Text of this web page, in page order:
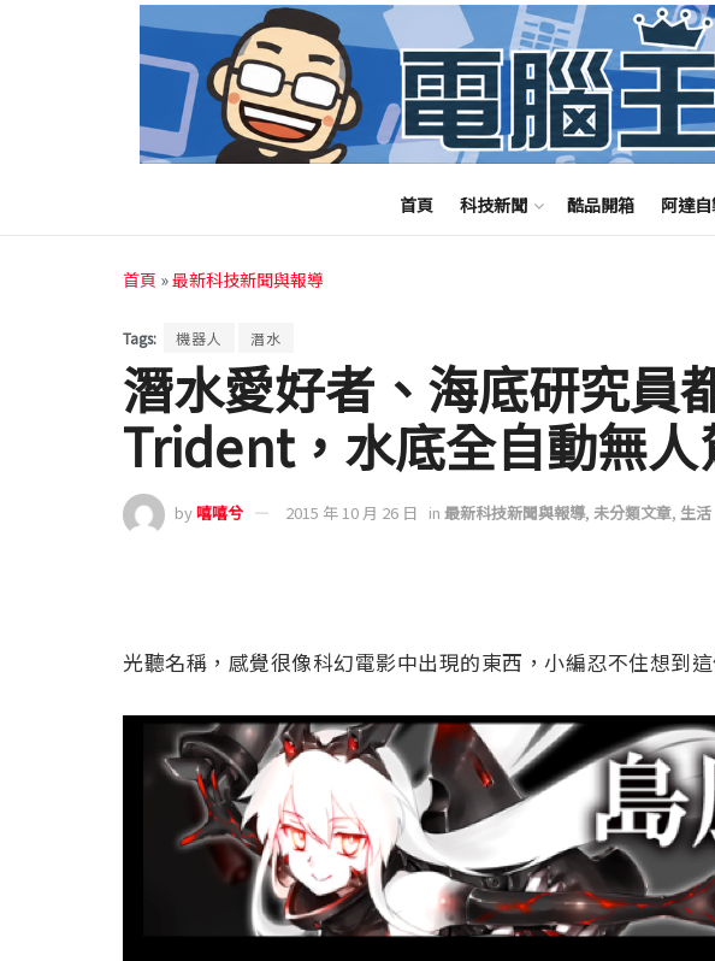
首頁 科技新聞 酷品開箱 阿達
首頁 »最新科技新聞與報導
Tags: 機器人 潛水
潛水愛好者、海底研究員
Trident，水底全自動無
by嘻嘻兮 2015 年 10 月 26 日 in 最新科技新聞與報導, 未分類文章, 生活
光聽名稱，感覺很像科幻電影中出現的東西，小編忍不住想到